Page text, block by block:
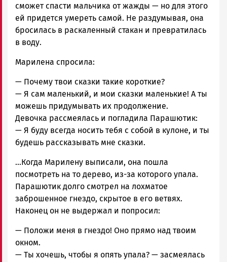
сможет спасти мальчика от жажды — но для этого
ей придется умереть самой. Не раздумывая, она
бросилась в раскаленный стакан и превратилась
в воду.
Марилена спросила:
— Почему твои сказки такие короткие?
— Я сам маленький, и мои сказки маленькие! А ты
можешь придумывать их продолжение.
Девочка рассмеялась и погладила Парашютик:
— Я буду всегда носить тебя с собой в кулоне, и ты
будешь рассказывать мне сказки.
…Когда Марилену выписали, она пошла
посмотреть на то дерево, из-за которого упала.
Парашютик долго смотрел на лохматое
заброшенное гнездо, скрытое в его ветвях.
Наконец он не выдержал и попросил:
— Положи меня в гнездо! Оно прямо над твоим
окном.
— Ты хочешь, чтобы я опять упала? — засмеялась